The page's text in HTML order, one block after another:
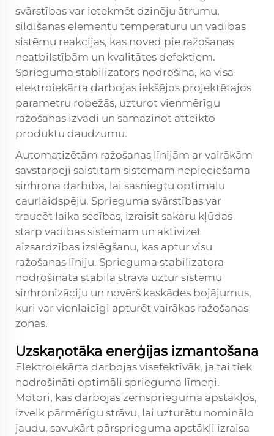
svārstības var ietekmēt dzinēju ātrumu,
sildīšanas elementu temperatūru un vadības
sistēmu reakcijas, kas noved pie ražošanas
neatbilstībām un kvalitātes defektiem.
Sprieguma stabilizators nodrošina, ka visa
elektroiekārta darbojas iekšējos projektētajos
parametru robežās, uzturot vienmērīgu
ražošanas izvadi un samazinot atteikto
produktu daudzumu.
Automatizētām ražošanas līnijām ar vairākām
savstarpēji saistītām sistēmām nepieciešama
sinhrona darbība, lai sasniegtu optimālu
caurlaidspēju. Sprieguma svārstības var
traucēt laika secības, izraisīt sakaru kļūdas
starp vadības sistēmām un aktivizēt
aizsardzības izslēgšanu, kas aptur visu
ražošanas līniju. Sprieguma stabilizatora
nodrošinātā stabila strāva uztur sistēmu
sinhronizāciju un novērš kaskādes bojājumus,
kuri var vienlaicīgi apturēt vairākas ražošanas
zonas.
Uzskaņotāka enerģijas izmantošana
Elektroiekārta darbojas visefektīvāk, ja tai tiek
nodrošināti optimāli sprieguma līmeņi.
Motori, kas darbojas zemsprieguma apstākļos,
izvelk pārmērīgu strāvu, lai uzturētu nominālo
jaudu, savukārt pārsprieguma apstākļi izraisa